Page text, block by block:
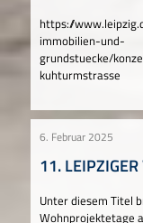
https://
immobilien-und-
grundstuecke/
kuhturmstrasse
6. Februar 2025
11. LEIPZIGER
Unter diesem Titel
Wohnprojektetage